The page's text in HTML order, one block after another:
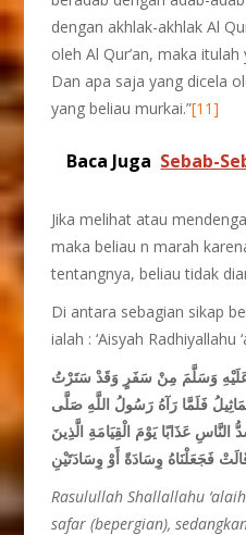
dengan akhlak-akhlak Al
oleh Al Qur’an, maka
Dan apa saja yang dicela
yang beliau murkai.”[11]
Baca Juga Sebab-
Jika melihat atau
maka beliau n marah
tentangnya, beliau tidak
Di antara sebagian sikap
ialah : ‘Aisyah Radhiyallahu
وَسَلَّمَ مِنْ سَفَرٍ وَقَدْ سَتَرْتُ
فَلَمَّا رَآهُ رَسُولُ اللَّهِ صَلَّى
عَذَابًا يَوْمَ الْقِيَامَةِ الَّذِينَ
فَجَعَلْنَاهُ وِسَادَةً أَوْ وِسَادَتَيْنِ
Rasulullah Shallallahu
safar (bepergian),